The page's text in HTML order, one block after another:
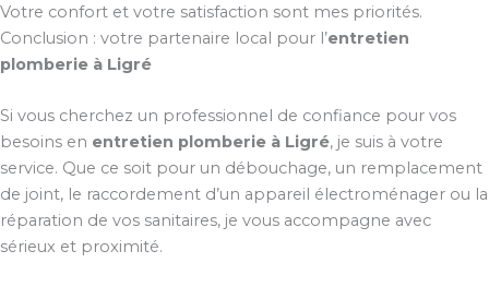
Votre confort et votre satisfaction sont mes priorités.
Conclusion : votre partenaire local pour l’entretien
plomberie à Ligré
Si vous cherchez un professionnel de confiance pour vos
besoins en entretien plomberie à Ligré, je suis à votre
service. Que ce soit pour un débouchage, un remplacement
de joint, le raccordement d’un appareil électroménager ou la
réparation de vos sanitaires, je vous accompagne avec
sérieux et proximité.